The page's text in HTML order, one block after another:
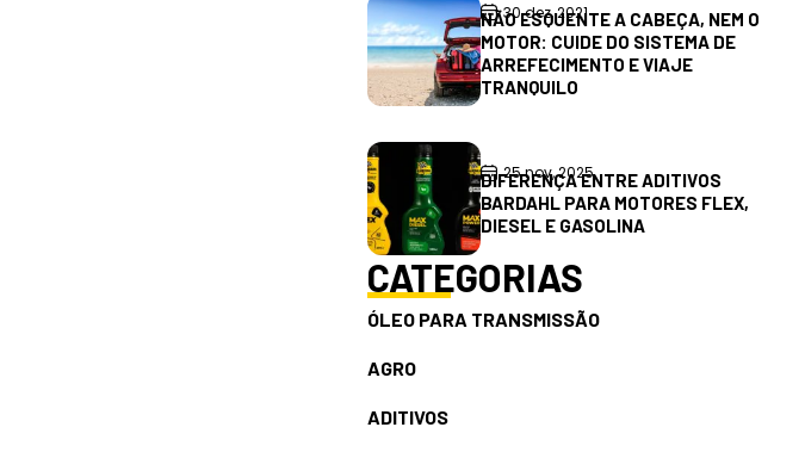
30 dez, 2021
NÃO ESQUENTE A CABEÇA, NEM O
MOTOR: CUIDE DO SISTEMA DE
ARREFECIMENTO E VIAJE
TRANQUILO
25 nov, 2025
DIFERENÇA ENTRE ADITIVOS
BARDAHL PARA MOTORES FLEX,
DIESEL E GASOLINA
CATEGORIAS
ÓLEO PARA TRANSMISSÃO
AGRO
ADITIVOS